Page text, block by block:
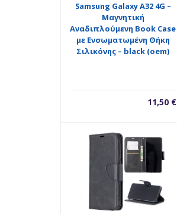
Samsung Galaxy A32 4G –
Μαγνητική
Αναδιπλούμενη Book Case
με Ενσωματωμένη Θήκη
Σιλικόνης – black (oem)
11,50 €